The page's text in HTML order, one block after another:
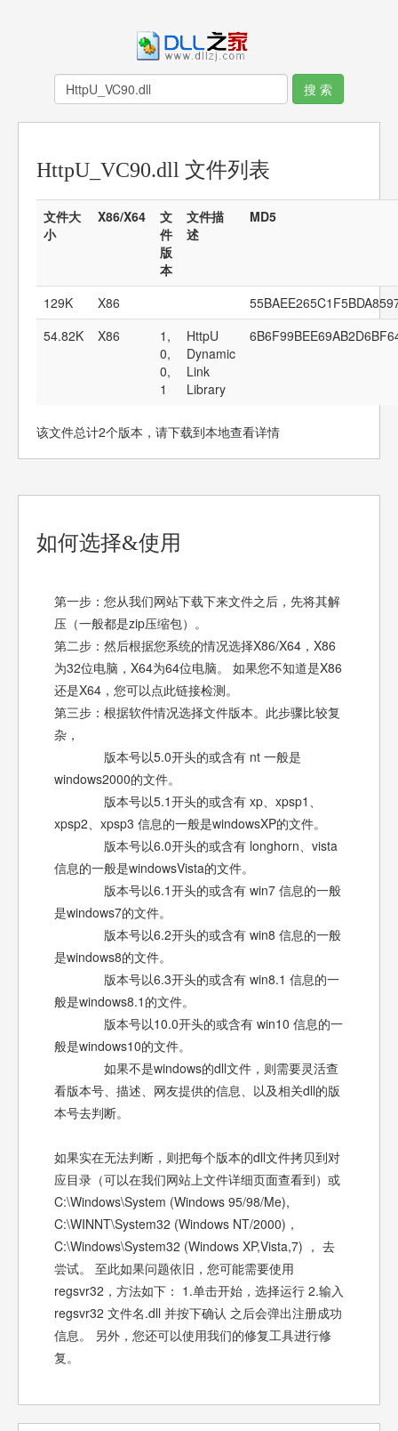
HttpU_VC90.dll 文件列表
文件大
小
X86/X64
文
件
版
本
文件描
述
MD5
129K X86
54.82K
X86
1,
0,
0,
1
HttpU
Dynamic
Link
Library
该文件总计2个版本，请下载到本地查看详情
如何选择&使用
第一步：您从我们网站下载下来文件之后，先将其解
压（一般都是zip压缩包）。
第二步：然后根据您系统的情况选择X86/X64，X86
为32位电脑，X64为64位电脑。 如果您不知道是X86
还是X64，您可以点此链接检测。
第三步：根据软件情况选择文件版本。此步骤比较复
杂，
版本号以5.0开头的或含有 nt 一般是
windows2000的文件。
版本号以5.1开头的或含有 xp、xpsp1、
xpsp2、xpsp3 信息的一般是windowsXP的文件。
版本号以6.0开头的或含有 longhorn、vista
信息的一般是windowsVista的文件。
版本号以6.1开头的或含有 win7 信息的一般
是windows7的文件。
版本号以6.2开头的或含有 win8 信息的一般
是windows8的文件。
版本号以6.3开头的或含有 win8.1 信息的一
般是windows8.1的文件。
版本号以10.0开头的或含有 win10 信息的一
般是windows10的文件。
如果不是windows的dll文件，则需要灵活查
看版本号、描述、网友提供的信息、以及相关dll的版
本号去判断。
如果实在无法判断，则把每个版本的dll文件拷贝到对
应目录（可以在我们网站上文件详细页面查看到）或
C:\Windows\System (Windows 95/98/Me),
C:\WINNT\System32 (Windows NT/2000)，
C:\Windows\System32 (Windows XP,Vista,7) ， 去
尝试。 至此如果问题依旧，您可能需要使用
regsvr32，方法如下： 1.单击开始，选择运行 2.输入
regsvr32 文件名.dll 并按下确认 之后会弹出注册成功
信息。 另外，您还可以使用我们的修复工具进行修
复。